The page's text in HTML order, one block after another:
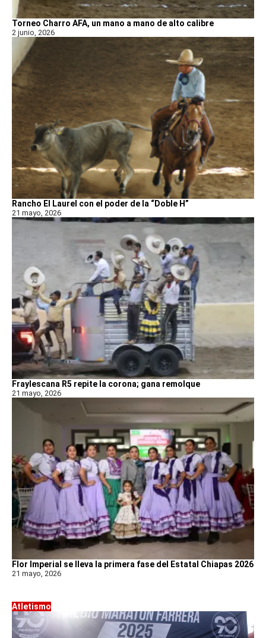
Torneo Charro AFA, un mano a mano de alto calibre
2 junio, 2026
Rancho El Laurel con el poder de la “Doble H”
21 mayo, 2026
Fraylescana R5 repite la corona; gana remolque
21 mayo, 2026
Flor Imperial se lleva la primera fase del Estatal Chiapas 2026
21 mayo, 2026
Atletismo